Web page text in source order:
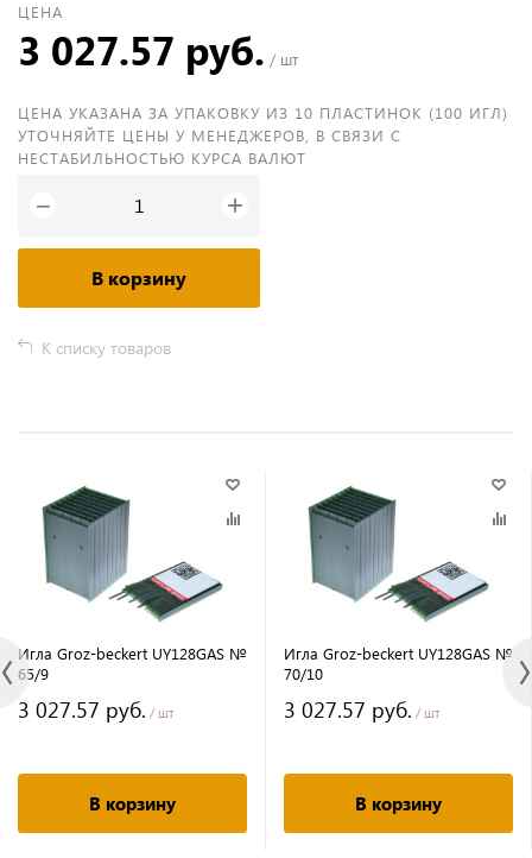
ЦЕНА
3 027.57 руб. / шт
ЦЕНА УКАЗАНА ЗА УПАКОВКУ ИЗ 10 ПЛАСТИНОК (100 ИГЛ)
УТОЧНЯЙТЕ ЦЕНЫ У МЕНЕДЖЕРОВ, В СВЯЗИ С
НЕСТАБИЛЬНОСТЬЮ КУРСА ВАЛЮТ
− +
В корзину
К списку товаров
Игла Groz-beckert UY128GAS №
65/9
3 027.57 руб. / шт
В корзину
Игла Groz-beckert UY128GAS №
70/10
3 027.57 руб. / шт
В корзину